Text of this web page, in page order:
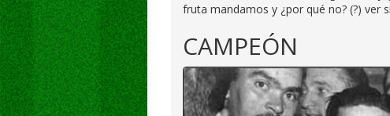
fruta mandamos y ¿por qué no? (?) ver
CAMPEÓN